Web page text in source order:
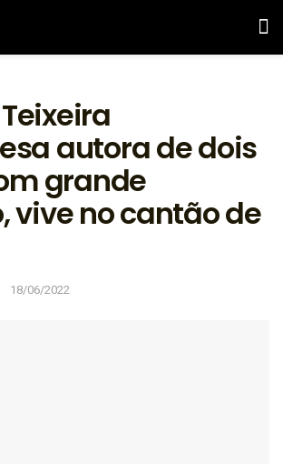
autora de dois
grande
vive no cantão de
18/06/2022